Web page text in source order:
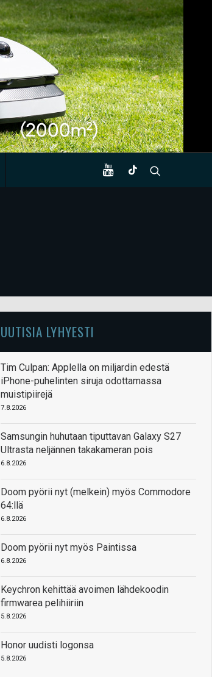
UUTISIA LYHYESTI
Tim Culpan: Applella on miljardin edestä
iPhone-puhelinten siruja odottamassa
muistipiirejä
7.8.2026
Samsungin huhutaan tiputtavan Galaxy S27
Ultrasta neljännen takakameran pois
6.8.2026
Doom pyörii nyt (melkein) myös Commodore
64:llä
6.8.2026
Doom pyörii nyt myös Paintissa
6.8.2026
Keychron kehittää avoimen lähdekoodin
firmwarea pelihiiriin
5.8.2026
Honor uudisti logonsa
5.8.2026